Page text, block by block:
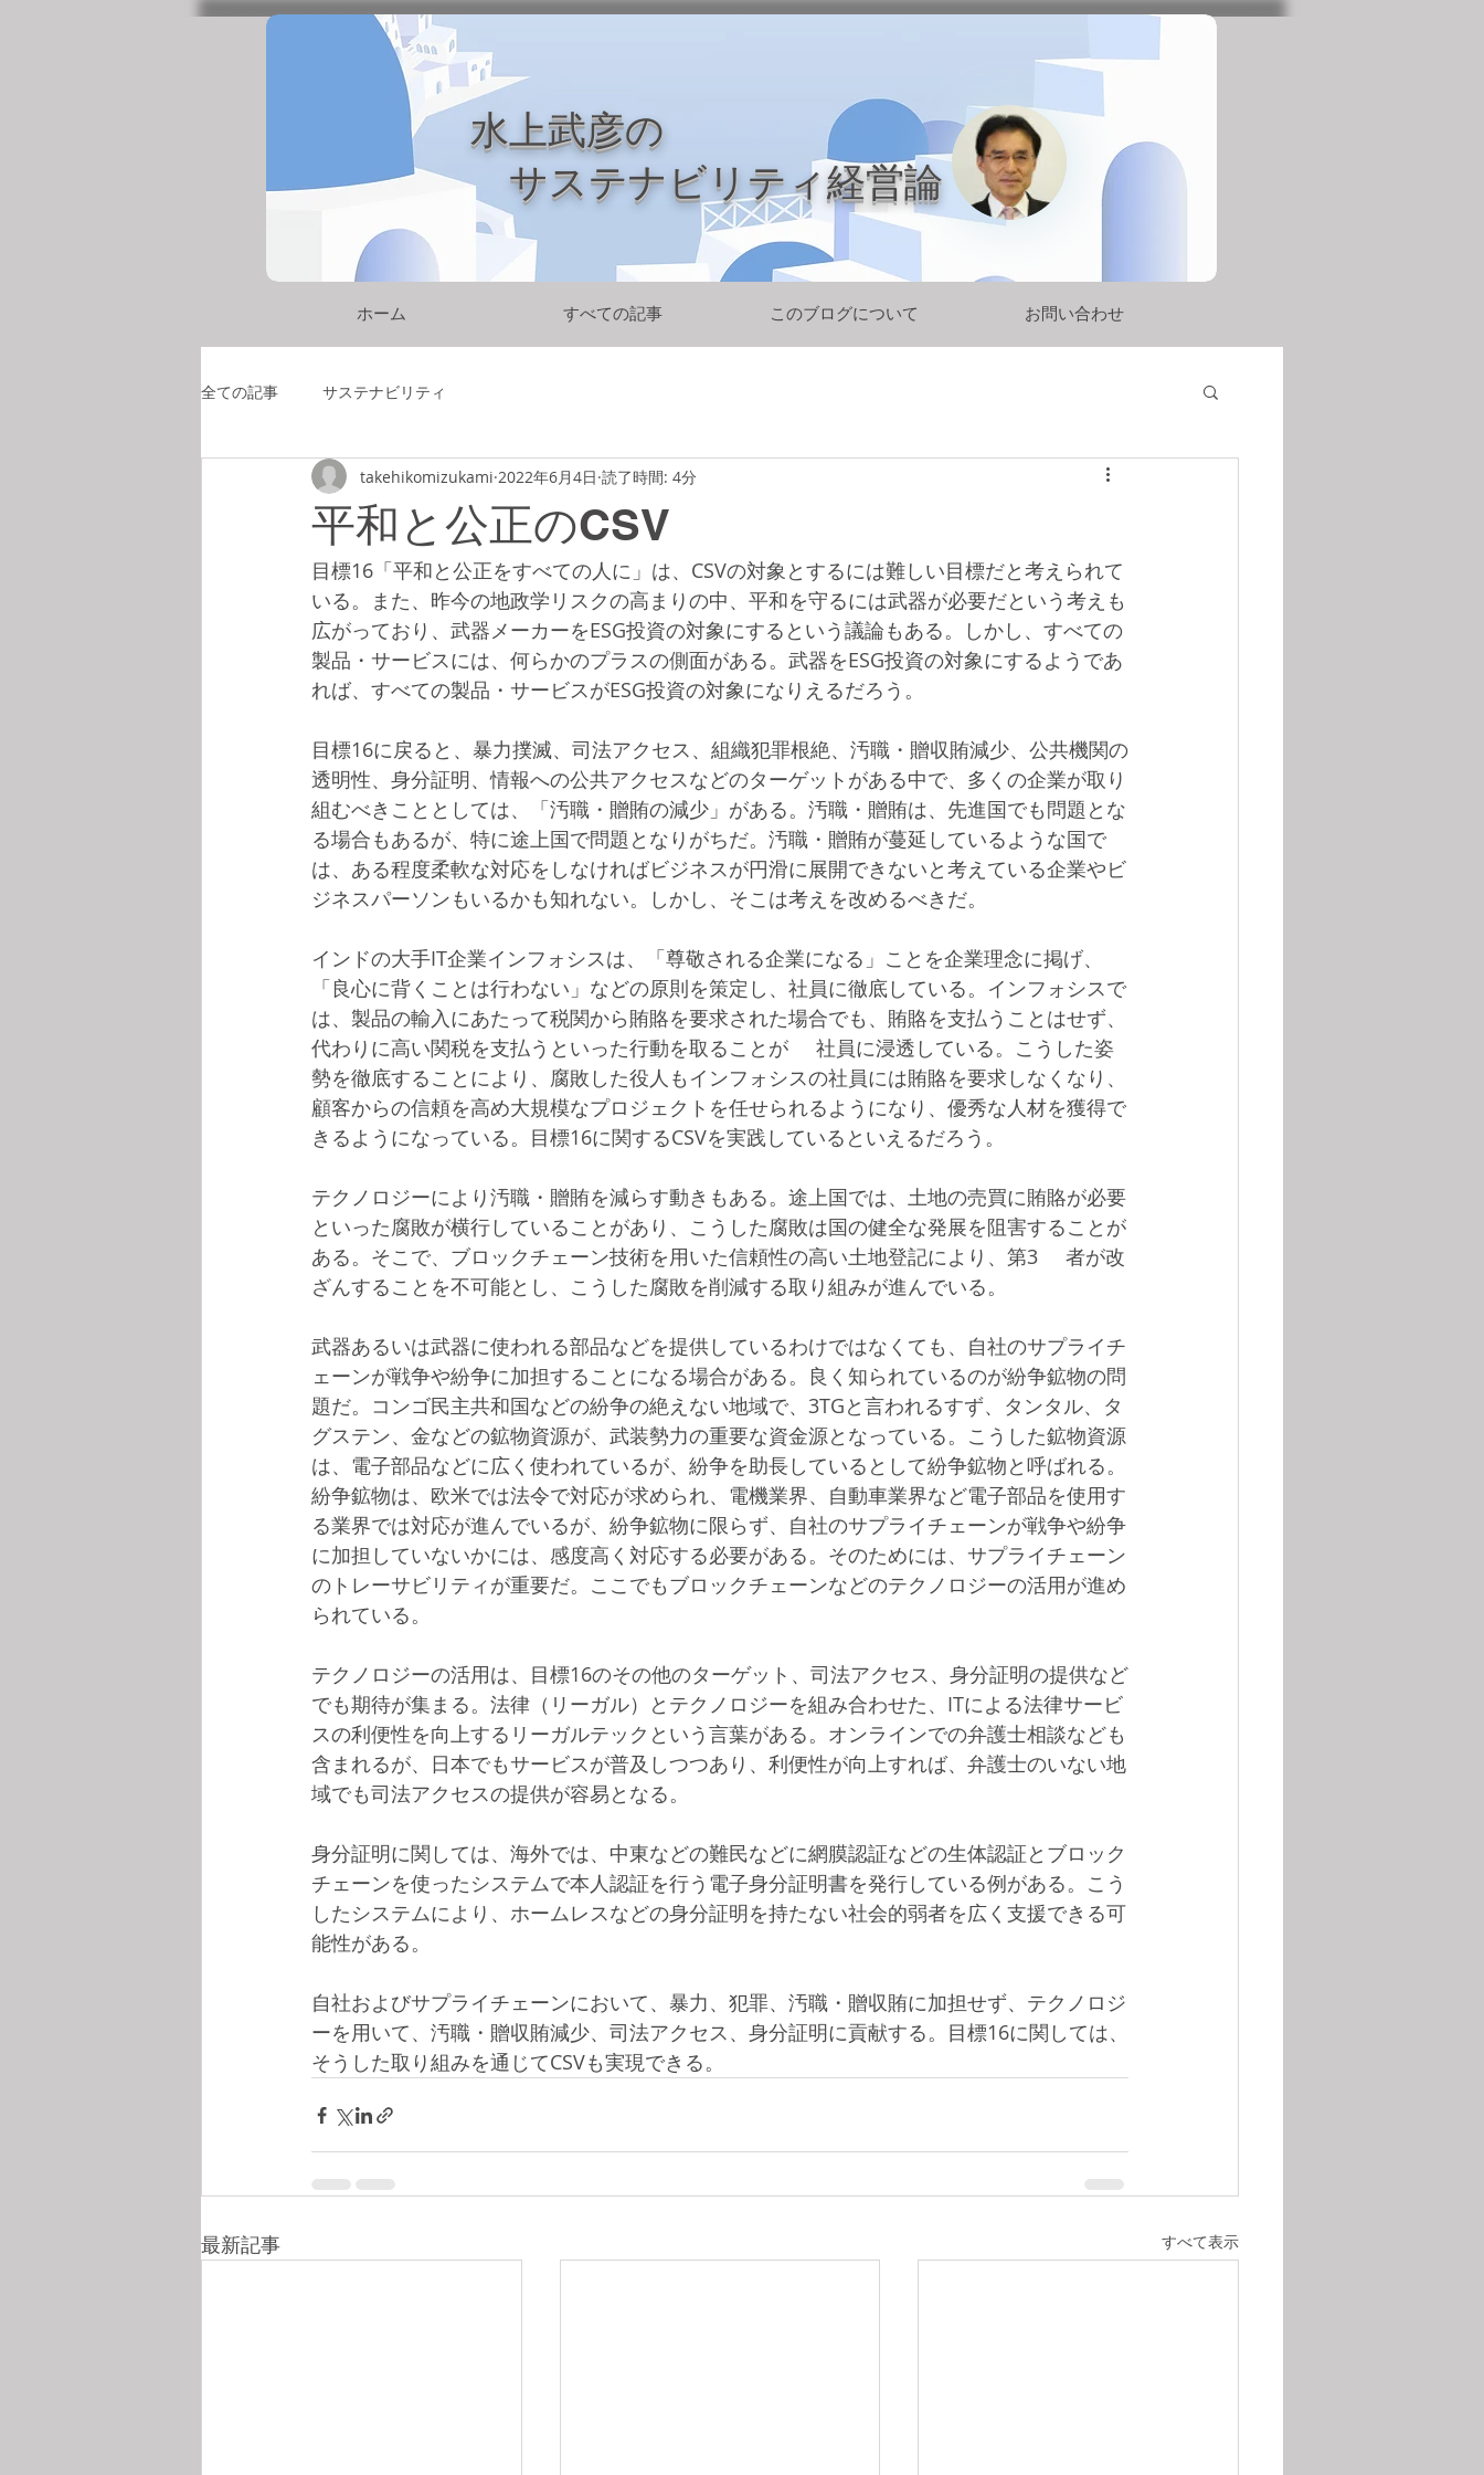
水上武彦の
​ サステナビリティ経営論
ホーム すべての記事 このブログについて お問い合わせ
全ての記事 サステナビリティ
平和と公正のCSV
takehikomizukami 2022年6月4日 読了時間: 4分
目標16「平和と公正をすべての人に」は、CSVの対象とするには難しい目標だと考えられて
いる。また、昨今の地政学リスクの高まりの中、平和を守るには武器が必要だという考えも
広がっており、武器メーカーをESG投資の対象にするという議論もある。しかし、すべての
製品・サービスには、何らかのプラスの側面がある。武器をESG投資の対象にするようであ
れば、すべての製品・サービスがESG投資の対象になりえるだろう。
目標16に戻ると、暴力撲滅、司法アクセス、組織犯罪根絶、汚職・贈収賄減少、公共機関の
透明性、身分証明、情報への公共アクセスなどのターゲットがある中で、多くの企業が取り
組むべきこととしては、「汚職・贈賄の減少」がある。汚職・贈賄は、先進国でも問題とな
る場合もあるが、特に途上国で問題となりがちだ。汚職・贈賄が蔓延しているような国で
は、ある程度柔軟な対応をしなければビジネスが円滑に展開できないと考えている企業やビ
ジネスパーソンもいるかも知れない。しかし、そこは考えを改めるべきだ。
インドの大手IT企業インフォシスは、「尊敬される企業になる」ことを企業理念に掲げ、
「良心に背くことは行わない」などの原則を策定し、社員に徹底している。インフォシスで
は、製品の輸入にあたって税関から賄賂を要求された場合でも、賄賂を支払うことはせず、
代わりに高い関税を支払うといった行動を取ることが     社員に浸透している。こうした姿
勢を徹底することにより、腐敗した役人もインフォシスの社員には賄賂を要求しなくなり、
顧客からの信頼を高め大規模なプロジェクトを任せられるようになり、優秀な人材を獲得で
きるようになっている。目標16に関するCSVを実践しているといえるだろう。
テクノロジーにより汚職・贈賄を減らす動きもある。途上国では、土地の売買に賄賂が必要
といった腐敗が横行していることがあり、こうした腐敗は国の健全な発展を阻害することが
ある。そこで、ブロックチェーン技術を用いた信頼性の高い土地登記により、第3     者が改
ざんすることを不可能とし、こうした腐敗を削減する取り組みが進んでいる。
武器あるいは武器に使われる部品などを提供しているわけではなくても、自社のサプライチ
ェーンが戦争や紛争に加担することになる場合がある。良く知られているのが紛争鉱物の問
題だ。コンゴ民主共和国などの紛争の絶えない地域で、3TGと言われるすず、タンタル、タ
グステン、金などの鉱物資源が、武装勢力の重要な資金源となっている。こうした鉱物資源
は、電子部品などに広く使われているが、紛争を助長しているとして紛争鉱物と呼ばれる。
紛争鉱物は、欧米では法令で対応が求められ、電機業界、自動車業界など電子部品を使用す
る業界では対応が進んでいるが、紛争鉱物に限らず、自社のサプライチェーンが戦争や紛争
に加担していないかには、感度高く対応する必要がある。そのためには、サプライチェーン
のトレーサビリティが重要だ。ここでもブロックチェーンなどのテクノロジーの活用が進め
られている。
テクノロジーの活用は、目標16のその他のターゲット、司法アクセス、身分証明の提供など
でも期待が集まる。法律（リーガル）とテクノロジーを組み合わせた、ITによる法律サービ
スの利便性を向上するリーガルテックという言葉がある。オンラインでの弁護士相談なども
含まれるが、日本でもサービスが普及しつつあり、利便性が向上すれば、弁護士のいない地
域でも司法アクセスの提供が容易となる。
身分証明に関しては、海外では、中東などの難民などに網膜認証などの生体認証とブロック
チェーンを使ったシステムで本人認証を行う電子身分証明書を発行している例がある。こう
したシステムにより、ホームレスなどの身分証明を持たない社会的弱者を広く支援できる可
能性がある。
自社およびサプライチェーンにおいて、暴力、犯罪、汚職・贈収賄に加担せず、テクノロジ
ーを用いて、汚職・贈収賄減少、司法アクセス、身分証明に貢献する。目標16に関しては、
そうした取り組みを通じてCSVも実現できる。
最新記事 すべて表示